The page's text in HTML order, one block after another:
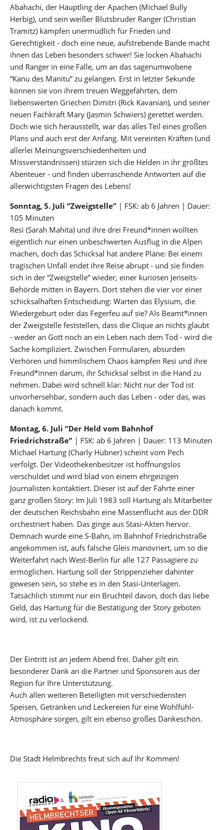
Abahachi, der Häuptling der Apachen (Michael Bully
Herbig), und sein weißer Blutsbruder Ranger (Christian
Tramitz) kämpfen unermüdlich für Frieden und
Gerechtigkeit - doch eine neue, aufstrebende Bande macht
ihnen das Leben besonders schwer! Sie locken Abahachi
und Ranger in eine Falle, um an das sagenumwobene
“Kanu des Manitu” zu gelangen. Erst in letzter Sekunde
können sie von ihrem treuen Weggefährten, dem
liebenswerten Griechen Dimitri (Rick Kavanian), und seiner
neuen Fachkraft Mary (Jasmin Schwiers) gerettet werden.
Doch wie sich herausstellt, war das alles Teil eines großen
Plans und auch erst der Anfang. Mit vereinten Kräften (und
allerlei Meinungsverschiedenheiten und
Missverständnissen) stürzen sich die Helden in ihr größtes
Abenteuer - und finden überraschende Antworten auf die
allerwichtigsten Fragen des Lebens!
Sonntag, 5. Juli “Zweigstelle” | FSK: ab 6 Jahren | Dauer:
105 Minuten
Resi (Sarah Mahita) und ihre drei Freund*innen wollten
eigentlich nur einen unbeschwerten Ausflug in die Alpen
machen, doch das Schicksal hat andere Pläne: Bei einem
tragischen Unfall endet ihre Reise abrupt - und sie finden
sich in der “Zweigstelle” wieder, einer kuriosen Jenseits-
Behörde mitten in Bayern. Dort stehen die vier vor einer
schicksalhaften Entscheidung: Warten das Elysium, die
Wiedergeburt oder das Fegerfeu auf sie? Als Beamt*innen
der Zweigstelle feststellen, dass die Clique an nichts glaubt
- weder an Gott noch an ein Leben nach dem Tod - wird die
Sache kompliziert. Zwischen Formularen, absurden
Verhören und himmlischem Chaos kämpfen Resi und ihre
Freund*innen darum, ihr Schicksal selbst in die Hand zu
nehmen. Dabei wird schnell klar: Nicht nur der Tod ist
unvorhersehbar, sondern auch das Leben - oder das, was
danach kommt.
Montag, 6. Juli “Der Held vom Bahnhof
Friedrichstraße” | FSK: ab 6 Jahren | Dauer: 113 Minuten
Michael Hartung (Charly Hübner) scheint vom Pech
verfolgt. Der Videothekenbesitzer ist hoffnungslos
verschuldet und wird blad von einem ehrgeizigen
Journalisten kontaktiert. Dieser ist auf der Fährte einer
ganz großen Story: Im Juli 1983 soll Hartung als Mitarbeiter
der deutschen Reichsbahn eine Massenflucht aus der DDR
orchestriert haben. Das ginge aus Stasi-Akten hervor.
Demnach wurde eine S-Bahn, im Bahnhof Friedrichstraße
angekommen ist, aufs falsche Gleis manövriert, um so die
Weiterfahrt nach West-Berlin für alle 127 Passagiere zu
ermöglichen. Hartung soll der Strippenzieher dahinter
gewesen sein, so stehe es in den Stasi-Unterlagen.
Tatsächlich stimmt nur ein Bruchteil davon, doch das liebe
Geld, das Hartung für die Bestätigung der Story geboten
wird, ist zu verlockend.
Der Eintritt ist an jedem Abend frei. Daher gilt ein
besonderer Dank an die Partner und Sponsoren aus der
Region für Ihre Unterstützung.
Auch allen weiteren Beteiligten mit verschiedensten
Speisen, Getränken und Leckereien für eine Wohlfühl-
Atmosphäre sorgen, gilt ein ebenso großes Dankeschön.
Die Stadt Helmbrechts freut sich auf Ihr Kommen!